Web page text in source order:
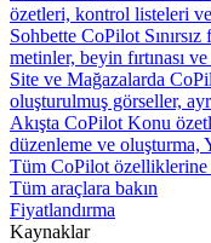
özetleri, kontrol listeleri
Sohbette CoPilot
metinler, beyin fırtınası
Site ve Mağazalarda
oluşturulmuş görseller,
Akışta CoPilot Konu
düzenleme ve oluşturma,
Tüm CoPilot özelliklerine
Tüm araçlara bakın
Fiyatlandırma
Kaynaklar